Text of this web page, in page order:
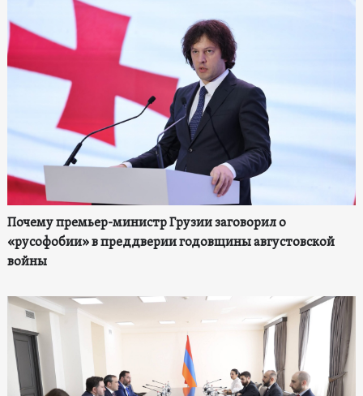
Почему премьер-министр Грузии заговорил о
«русофобии» в преддверии годовщины августовской
войны